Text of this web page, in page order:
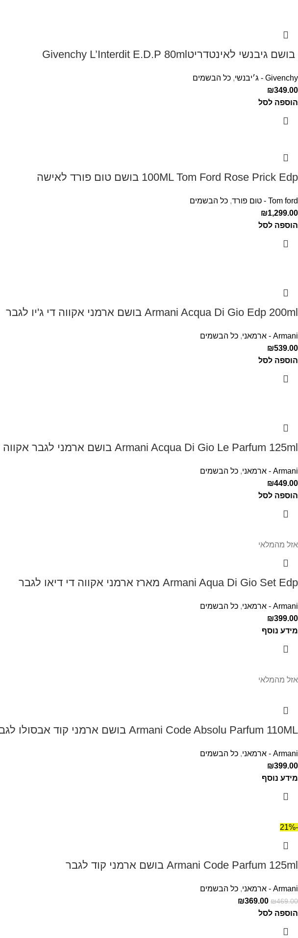
‏ בושם גיבנשי לאינטדריטGivenchy L’Interdit E.D.P 80ml ‏
Givenchy - ג׳יבנשי , כל הבשמים
₪349.00
הוספה לסל
100ML Tom Ford Rose Prick Edp בושם טום פורד לאישה
Tom ford - טום פורד , כל הבשמים
₪1,299.00
הוספה לסל
Armani Acqua Di Gio Edp 200ml בושם ארמני אקווה די ג'יו לגבר
Armani - ארמאני , כל הבשמים
₪539.00
הוספה לסל
Armani Acqua Di Gio Le Parfum 125ml בושם ארמני לגבר אקווה דה ג'יו
Armani - ארמאני , כל הבשמים
₪449.00
הוספה לסל
אזל מהמלאי
Armani Aqua Di Gio Set Edp מארז ארמני אקווה די דיאו לגבר
Armani - ארמאני , כל הבשמים
₪399.00
מידע נוסף
אזל מהמלאי
Armani Code Absolu Parfum 110ML בושם ארמני קוד אבסולו לגבר
Armani - ארמאני , כל הבשמים
₪399.00
מידע נוסף
-21%
Armani Code Parfum 125ml בושם ארמני קוד לגבר
Armani - ארמאני , כל הבשמים
₪469.00
₪369.00
הוספה לסל